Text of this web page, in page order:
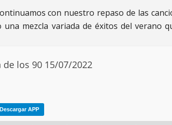
con nuestro repaso de las
mezcla variada de éxitos del verano